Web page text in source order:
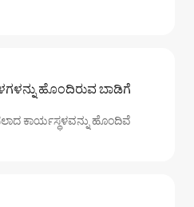
ಹೊಂದಿರುವ ಬಾಡಿಗೆ
ಕಾರ್ಯಸ್ಥಳವನ್ನು ಹೊಂದಿವೆ